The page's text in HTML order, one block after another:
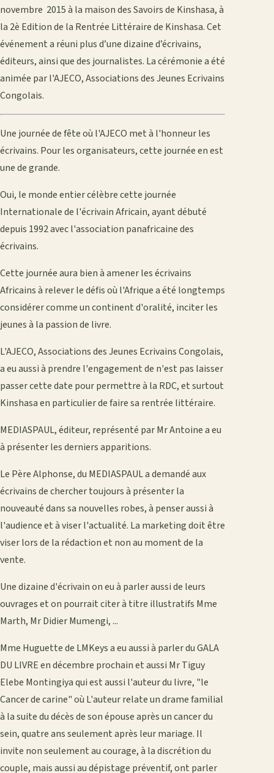
novembre 2015 à la maison des Savoirs de Kinshasa, à
la 2è Edition de la Rentrée Littéraire de Kinshasa. Cet
événement a réuni plus d’une dizaine d’écrivains,
éditeurs, ainsi que des journalistes. La cérémonie a été
animée par l'AJECO, Associations des Jeunes Ecrivains
Congolais.
Une journée de fête où l'AJECO met à l'honneur les
écrivains. Pour les organisateurs, cette journée en est
une de grande.
Oui, le monde entier célèbre cette journée
Internationale de l'écrivain Africain, ayant débuté
depuis 1992 avec l'association panafricaine des
écrivains.
Cette journée aura bien à amener les écrivains
Africains à relever le défis où l'Afrique a été longtemps
considérer comme un continent d'oralité, inciter les
jeunes à la passion de livre.
L'AJECO, Associations des Jeunes Ecrivains Congolais,
a eu aussi à prendre l'engagement de n'est pas laisser
passer cette date pour permettre à la RDC, et surtout
Kinshasa en particulier de faire sa rentrée littéraire.
MEDIASPAUL, éditeur, représenté par Mr Antoine a eu
à présenter les derniers apparitions.
Le Père Alphonse, du MEDIASPAUL a demandé aux
écrivains de chercher toujours à présenter la
nouveauté dans sa nouvelles robes, à penser aussi à
l'audience et à viser l'actualité. La marketing doit être
viser lors de la rédaction et non au moment de la
vente.
Une dizaine d'écrivain on eu à parler aussi de leurs
ouvrages et on pourrait citer à titre illustratifs Mme
Marth, Mr Didier Mumengi, ...
Mme Huguette de LMKeys a eu aussi à parler du GALA
DU LIVRE en décembre prochain et aussi Mr Tiguy
Elebe Montingiya qui est aussi l'auteur du livre, "le
Cancer de carine" où L'auteur relate un drame familial
à la suite du décès de son épouse après un cancer du
sein, quatre ans seulement après leur mariage. Il
invite non seulement au courage, à la discrétion du
couple, mais aussi au dépistage préventif, ont parler